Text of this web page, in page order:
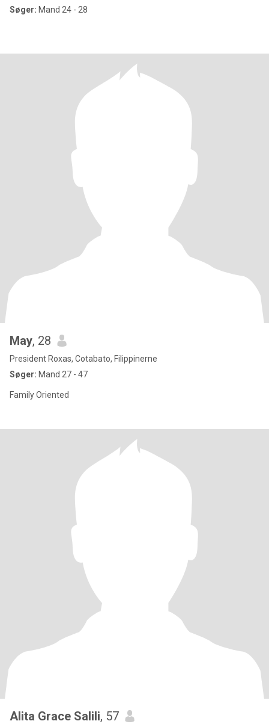
Søger: Mand 24 - 28
May, 28
President Roxas, Cotabato, Filippinerne
Søger: Mand 27 - 47
Family Oriented
Alita Grace Salili, 57